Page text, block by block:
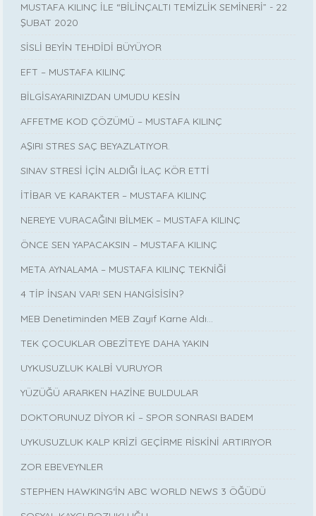
MUSTAFA KILINÇ İLE “BİLİNÇALTI TEMİZLİK SEMİNERİ” - 22
ŞUBAT 2020
SİSLİ BEYİN TEHDİDİ BÜYÜYOR
EFT – MUSTAFA KILINÇ
BİLGİSAYARINIZDAN UMUDU KESİN
AFFETME KOD ÇÖZÜMÜ – MUSTAFA KILINÇ
AŞIRI STRES SAÇ BEYAZLATIYOR.
SINAV STRESİ İÇİN ALDIĞI İLAÇ KÖR ETTİ
İTİBAR VE KARAKTER – MUSTAFA KILINÇ
NEREYE VURACAĞINI BİLMEK – MUSTAFA KILINÇ
ÖNCE SEN YAPACAKSIN – MUSTAFA KILINÇ
META AYNALAMA – MUSTAFA KILINÇ TEKNİĞİ
4 TİP İNSAN VAR! SEN HANGİSİSİN?
MEB Denetiminden MEB Zayıf Karne Aldı…
TEK ÇOCUKLAR OBEZİTEYE DAHA YAKIN
UYKUSUZLUK KALBİ VURUYOR
YÜZÜĞÜ ARARKEN HAZİNE BULDULAR
DOKTORUNUZ DİYOR Kİ – SPOR SONRASI BADEM
UYKUSUZLUK KALP KRİZİ GEÇİRME RİSKİNİ ARTIRIYOR
ZOR EBEVEYNLER
STEPHEN HAWKING‘İN ABC WORLD NEWS 3 ÖĞÜDÜ